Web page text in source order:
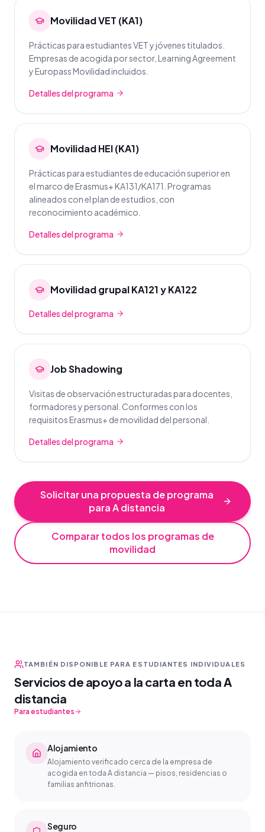
Movilidad VET (KA1)
Prácticas para estudiantes VET y jóvenes titulados.
Empresas de acogida por sector, Learning Agreement
y Europass Movilidad incluidos.
Detalles del programa
Movilidad HEI (KA1)
Prácticas para estudiantes de educación superior en
el marco de Erasmus+ KA131/KA171. Programas
alineados con el plan de estudios, con
reconocimiento académico.
Detalles del programa
Movilidad grupal KA121 y KA122
Detalles del programa
Job Shadowing
Visitas de observación estructuradas para docentes,
formadores y personal. Conformes con los
requisitos Erasmus+ de movilidad del personal.
Detalles del programa
Solicitar una propuesta de programa
para A distancia
Comparar todos los programas de
movilidad
TAMBIÉN DISPONIBLE PARA ESTUDIANTES INDIVIDUALES
Servicios de apoyo a la carta en toda A
distancia
Para estudiantes
Alojamiento
Alojamiento verificado cerca de la empresa de
acogida en toda A distancia — pisos, residencias o
familias anfitrionas.
Seguro